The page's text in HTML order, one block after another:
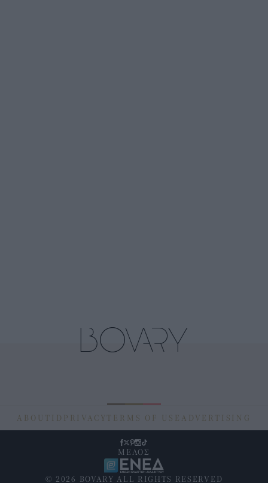
ABOUT ID PRIVACY TERMS OF USE ADVERTISING
© 2026 BOVARY ALL RIGHTS RESERVED
ΜΕΛΟΣ